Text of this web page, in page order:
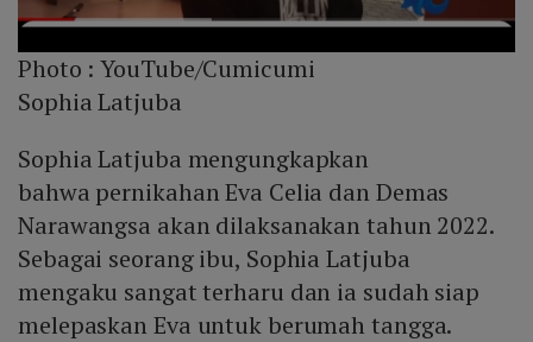
Photo :YouTube/Cumicumi
Sophia Latjuba
Sophia Latjuba mengungkapkan
bahwa pernikahan Eva Celia dan Demas
Narawangsa akan dilaksanakan tahun 2022.
Sebagai seorang ibu, Sophia Latjuba
mengaku sangat terharu dan ia sudah siap
melepaskan Eva untuk berumah tangga.